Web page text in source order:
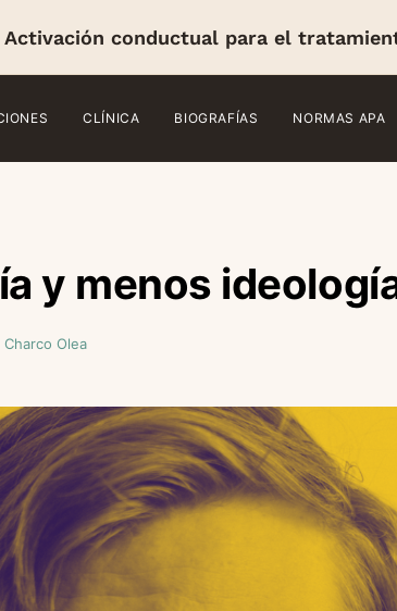
Activación conductual para el
CLÍNICA BIOGRAFÍAS NORMAS APA
y menos
Olea